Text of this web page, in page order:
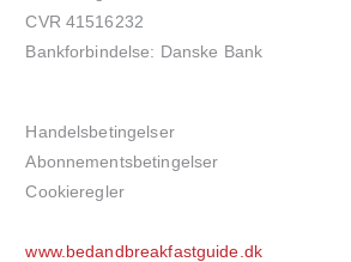
CVR 41516232
Bankforbindelse: Danske Bank
Handelsbetingelser
Abonnementsbetingelser
Cookieregler
www.bedandbreakfastguide.dk